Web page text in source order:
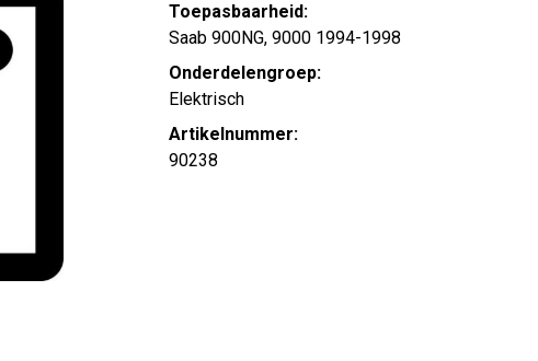
Toepasbaarheid:
Saab 900NG, 9000 1994-1998
Onderdelengroep:
Elektrisch
Artikelnummer:
90238